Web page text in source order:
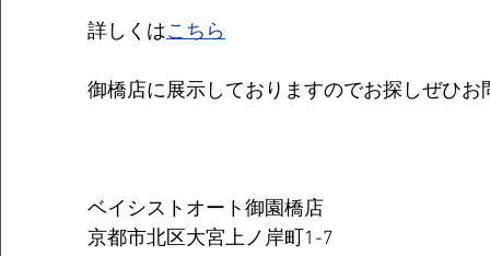
詳しくはこちら
御橋店に展示しておりますのでお探しぜひお
ベイシストオート御園橋店
京都市北区大宮上ノ岸町1-7